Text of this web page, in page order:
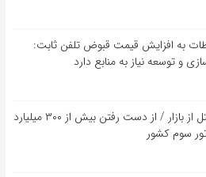
به افزایش قیمت قبوض تلفن ثابت:
و توسعه نیاز به منابع دارد
احتمال خروج رایتل از بازار / از دست رفتن بیش از ۳۰۰ میلیارد
سوم کشور